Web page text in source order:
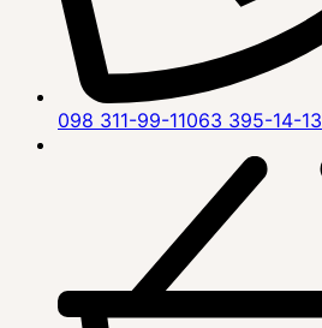
098 311-99-11063 395-14-13